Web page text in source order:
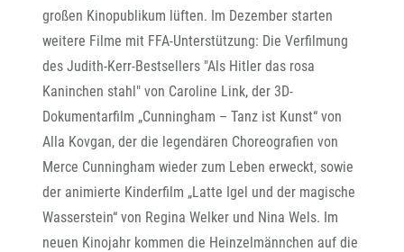
großen Kinopublikum lüften. Im Dezember starten
weitere Filme mit FFA-Unterstützung: Die Verfilmung
des Judith-Kerr-Bestsellers "Als Hitler das rosa
Kaninchen stahl" von Caroline Link, der 3D-
Dokumentarfilm „Cunningham – Tanz ist Kunst“ von
Alla Kovgan, der die legendären Choreografien von
Merce Cunningham wieder zum Leben erweckt, sowie
der animierte Kinderfilm „Latte Igel und der magische
Wasserstein“ von Regina Welker und Nina Wels. Im
neuen Kinojahr kommen die Heinzelmännchen auf die